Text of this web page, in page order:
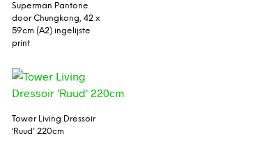
Superman Pantone
door Chungkong, 42 x
59cm (A2) ingelijste
print
Tower Living Dressoir
‘Ruud’ 220cm